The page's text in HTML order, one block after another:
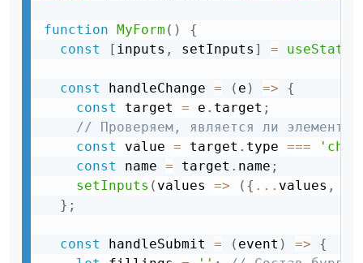
function MyForm ( )
{
const
[ inputs , setInputs ] = useState
const handleChange = ( e ) =>
{
const
target = e . target ;
// Проверяем, является ли элемент
const
value = target . type ===
const
name = target . name ;
setInputs ( values => ( { ... values ,
} ;
const handleSubmit = ( event ) =>
{